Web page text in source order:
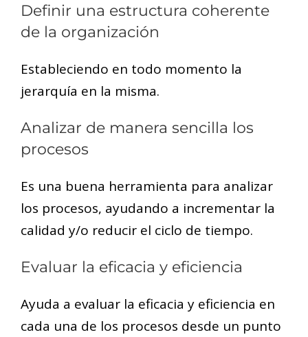
Definir una estructura coherente
de la organización
Estableciendo en todo momento la
jerarquía en la misma.
Analizar de manera sencilla los
procesos
Es una buena herramienta para analizar
los procesos, ayudando a incrementar la
calidad y/o reducir el ciclo de tiempo.
Evaluar la eficacia y eficiencia
Ayuda a evaluar la eficacia y eficiencia en
cada una de los procesos desde un punto